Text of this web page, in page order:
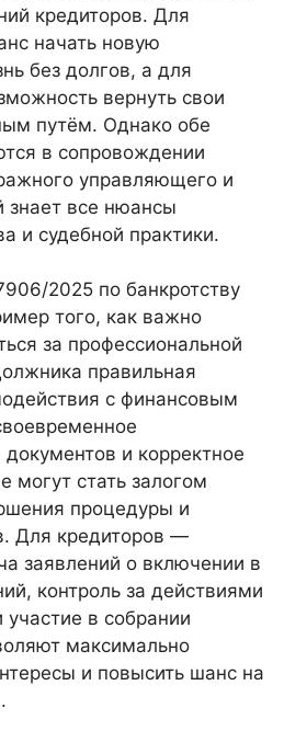
кредиторов. Для
начать новую
без долгов, а для
вернуть свои
путём. Однако обе
в сопровождении
управляющего и
знает все нюансы
и судебной практики.
2025 по банкротству
того, как важно
за профессиональной
правильная
с финансовым
и корректное
могут стать залогом
процедуры и
Для кредиторов —
заявлений о включении в
контроль за действиями
в собрании
максимально
и повысить шанс на